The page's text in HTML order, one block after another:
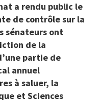
a rendu public le
de contrôle sur la
sénateurs ont
de la
partie de
annuel
à saluer, la
et Sciences